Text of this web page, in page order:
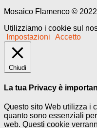
Mosaico Flamenco ©
Utilizziamo i cookie sul
Impostazioni
Accetto
Chiudi
La tua Privacy è
Questo sito Web utilizza i
quanto sono essenziali
web. Questi cookie